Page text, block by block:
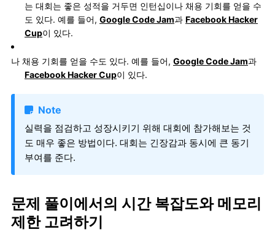
는 대회는 좋은 성적을 거두면 인턴십이나 채용 기회를 얻을 수
도 있다. 예를 들어, Google Code Jam과 Facebook Hacker
Cup이 있다.
나 채용 기회를 얻을 수도 있다. 예를 들어, Google Code Jam과
Facebook Hacker Cup이 있다.
Note
실력을 점검하고 성장시키기 위해 대회에 참가해보는 것
도 매우 좋은 방법이다. 대회는 긴장감과 동시에 큰 동기
부여를 준다.
문제 풀이에서의 시간 복잡도와 메모리
제한 고려하기